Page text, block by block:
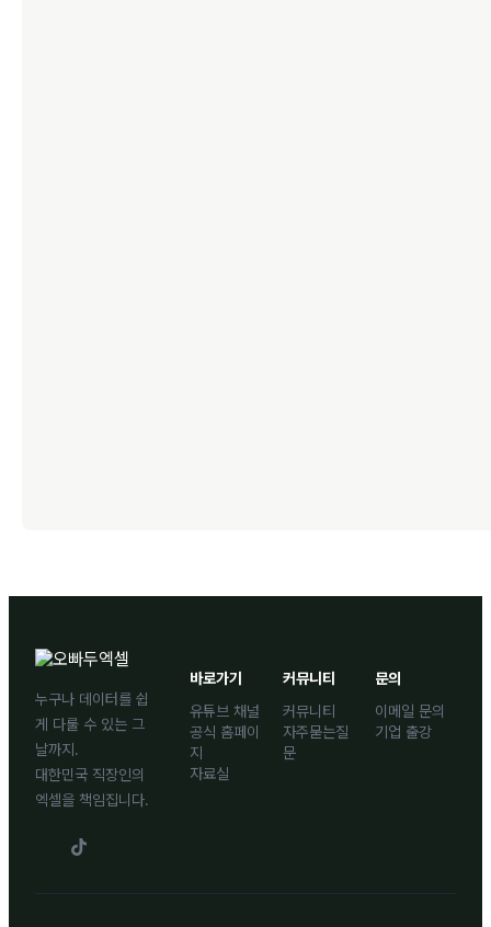
누구나 데이터를 쉽
게 다룰 수 있는 그
날까지.
대한민국 직장인의
엑셀을 책임집니다.
바로가기
유튜브 채널
공식 홈페이
지
자료실
커뮤니티
커뮤니티
자주묻는질
문
문의
이메일 문의
기업 출강